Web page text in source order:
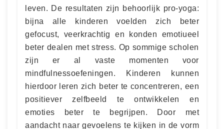
leven. De resultaten zijn behoorlijk pro-yoga:
bijna alle kinderen voelden zich beter
gefocust, veerkrachtig en konden emotiueel
beter dealen met stress. Op sommige scholen
zijn er al vaste momenten voor
mindfulnessoefeningen. Kinderen kunnen
hierdoor leren zich beter te concentreren, een
positiever zelfbeeld te ontwikkelen en
emoties beter te begrijpen. Door met
aandacht naar gevoelens te kijken in de vorm